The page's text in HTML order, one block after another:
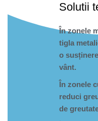
Solutii
În zonele
tigla
o
vânt.
În zonele
reduci
de